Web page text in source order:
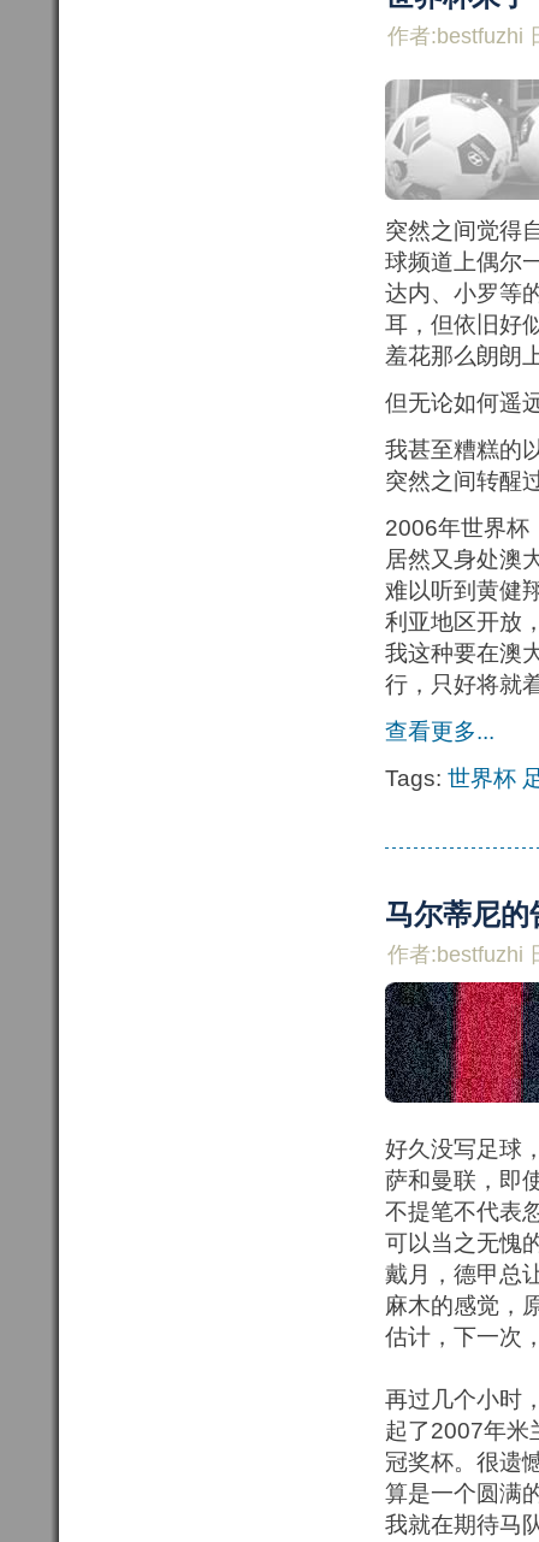
作者:bestfuzhi
突然之间觉得
球频道上偶尔
达内、小罗等
耳，但依旧好
羞花那么朗朗
但无论如何遥
我甚至糟糕的
突然之间转醒
2006年世界杯
居然又身处澳
难以听到黄健
利亚地区开放
我这种要在澳
行，只好将就
查看更多...
Tags: 世界杯
马尔蒂尼的
作者:bestfuzhi
好久没写足球
萨和曼联，即
不提笔不代表
可以当之无愧
戴月，德甲总
麻木的感觉，
估计，下一次
再过几个小时
起了2007年米
冠奖杯。很遗
算是一个圆满
我就在期待马